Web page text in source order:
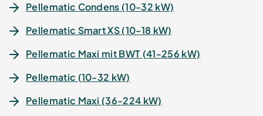
Pellematic Condens (10-32 kW)
Pellematic Smart XS (10-18 kW)
Pellematic Maxi mit BWT (41-256 kW)
Pellematic (10-32 kW)
Pellematic Maxi (36-224 kW)